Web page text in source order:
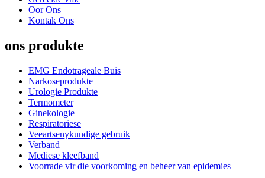
Oor Ons
Kontak Ons
ons produkte
EMG Endotrageale Buis
Narkoseprodukte
Urologie Produkte
Termometer
Ginekologie
Respiratoriese
Veeartsenykundige gebruik
Verband
Mediese kleefband
Voorrade vir die voorkoming en beheer van epidemies